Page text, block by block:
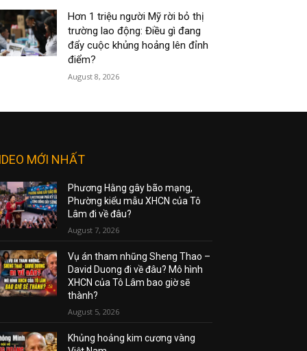
Hơn 1 triệu người Mỹ rời bỏ thị
trường lao động: Điều gì đang
đẩy cuộc khủng hoảng lên đỉnh
điểm?
August 8, 2026
MỚI NHẤT
Phương Hằng gây bão mạng,
Phường kiểu mẫu XHCN của Tô
Lâm đi về đâu?
August 7, 2026
Vụ án tham nhũng Sheng Thao –
David Duong đi về đâu? Mô hình
XHCN của Tô Lâm bao giờ sẽ
thành?
August 5, 2026
Khủng hoảng kim cương vàng